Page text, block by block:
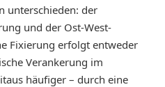
unterschieden: der
und der Ost-West-
Fixierung erfolgt entweder
Verankerung im
häufiger – durch eine